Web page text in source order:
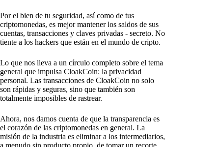
Por el bien de tu seguridad, así como de tus
criptomonedas, es mejor mantener los saldos de sus
cuentas, transacciones y claves privadas - secreto. No
tiente a los hackers que están en el mundo de cripto.
Lo que nos lleva a un círculo completo sobre el tema
general que impulsa CloakCoin: la privacidad
personal. Las transacciones de CloakCoin no solo
son rápidas y seguras, sino que también son
totalmente imposibles de rastrear.
Ahora, nos damos cuenta de que la transparencia es
el corazón de las criptomonedas en general. La
misión de la industria es eliminar a los intermediarios,
a menudo sin producto propio, de tomar un recorte